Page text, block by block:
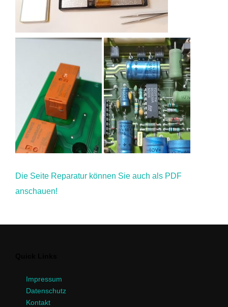
Die Seite Reparatur können Sie auch als PDF
anschauen!
Impressum
Datenschutz
Kontakt